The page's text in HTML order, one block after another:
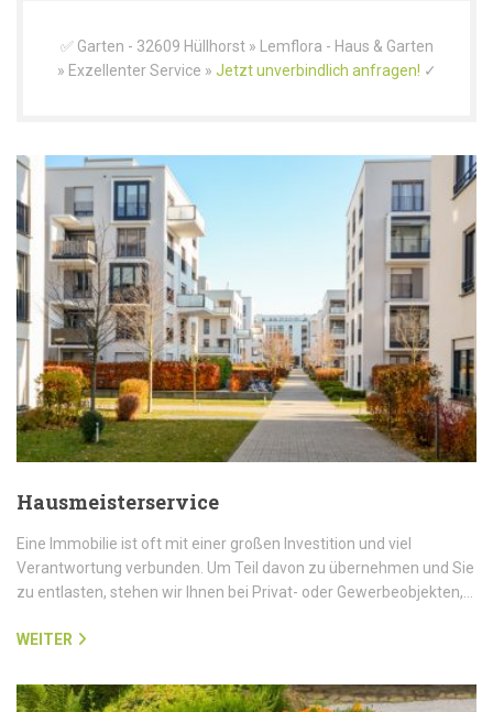
✅ Garten - 32609 Hüllhorst » Lemflora - Haus & Garten
» Exzellenter Service » Jetzt unverbindlich anfragen! ✓
Hausmeisterservice
Eine Immobilie ist oft mit einer großen Investition und viel
Verantwortung verbunden. Um Teil davon zu übernehmen und Sie
zu entlasten, stehen wir Ihnen bei Privat- oder Gewerbeobjekten,…
WEITER